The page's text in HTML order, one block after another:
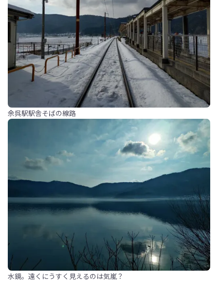
余呉駅駅舎そばの線路
水鏡。遠くにうすく見えるのは気嵐？